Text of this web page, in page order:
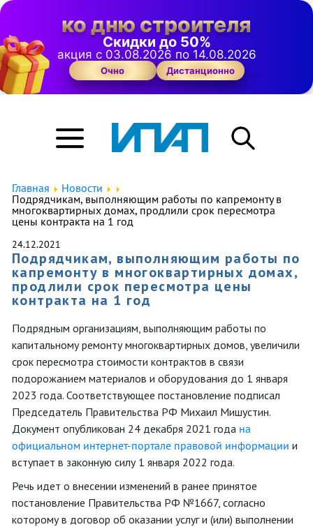
ко дню строителя
Скидки до 50%
акция с 03.08.2026 по 14.08.2026
Очно Дистанционно
Главная
Новости
Подрядчикам, выполняющим работы по капремонту в
многоквартирных домах, продлили срок пересмотра
цены контракта на 1 год
24.12.2021
Подрядчикам, выполняющим работы по
капремонту в многоквартирных домах,
продлили срок пересмотра цены
контракта на 1 год
Подрядным организациям, выполняющим работы по
капитальному ремонту многоквартирных домов, увеличили
срок пересмотра стоимости контрактов в связи
подорожанием материалов и оборудования до 1 января
2023 года. Соответствующее постановление подписал
Председатель Правительства РФ Михаил Мишустин.
Документ опубликован 24 декабря 2021 года на
официальном интернет-портале правовой информации и
вступает в законную силу 1 января 2022 года.
Речь идет о внесении изменений в ранее принятое
постановление Правительства РФ №1667, согласно
которому в договор об оказании услуг и (или) выполнении